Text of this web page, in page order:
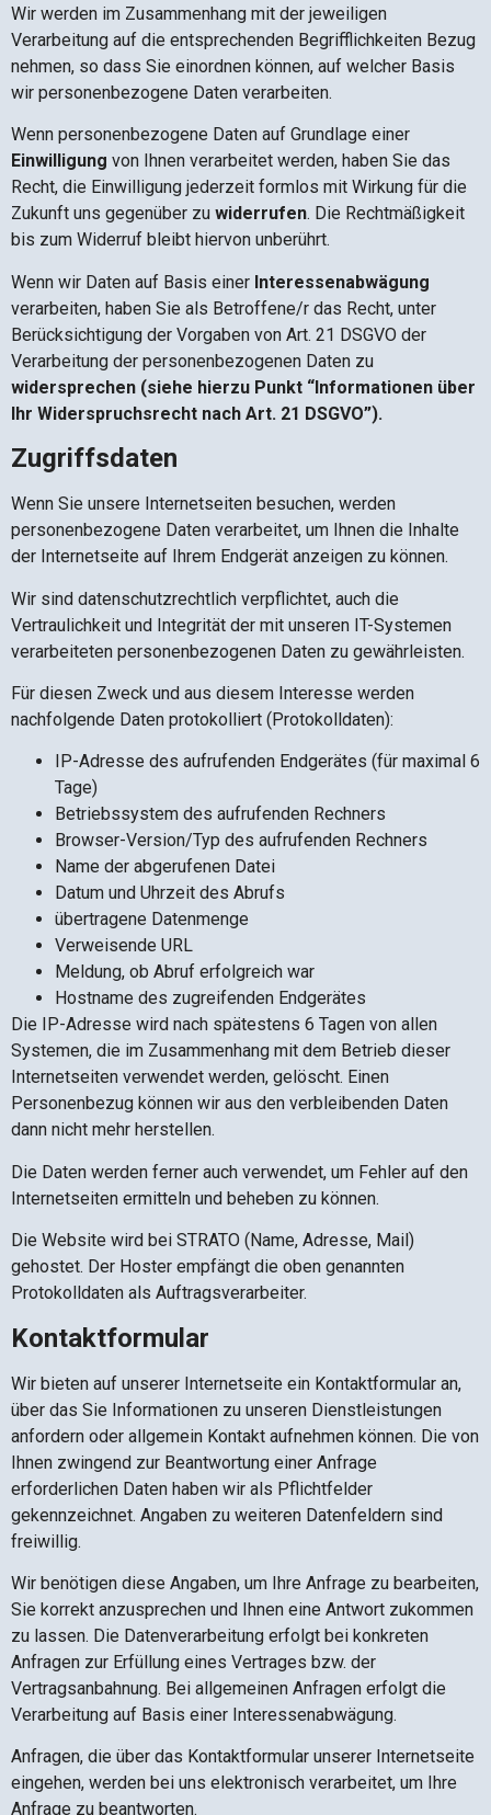
Wir werden im Zusammenhang mit der jeweiligen
Verarbeitung auf die entsprechenden Begrifflichkeiten Bezug
nehmen, so dass Sie einordnen können, auf welcher Basis
wir personenbezogene Daten verarbeiten.
Wenn personenbezogene Daten auf Grundlage einer
Einwilligung von Ihnen verarbeitet werden, haben Sie das
Recht, die Einwilligung jederzeit formlos mit Wirkung für die
Zukunft uns gegenüber zu widerrufen. Die Rechtmäßigkeit
bis zum Widerruf bleibt hiervon unberührt.
Wenn wir Daten auf Basis einer Interessenabwägung
verarbeiten, haben Sie als Betroffene/r das Recht, unter
Berücksichtigung der Vorgaben von Art. 21 DSGVO der
Verarbeitung der personenbezogenen Daten zu
widersprechen (siehe hierzu Punkt “Informationen über
Ihr Widerspruchsrecht nach Art. 21 DSGVO”).
Zugriffsdaten
Wenn Sie unsere Internetseiten besuchen, werden
personenbezogene Daten verarbeitet, um Ihnen die Inhalte
der Internetseite auf Ihrem Endgerät anzeigen zu können.
Wir sind datenschutzrechtlich verpflichtet, auch die
Vertraulichkeit und Integrität der mit unseren IT-Systemen
verarbeiteten personenbezogenen Daten zu gewährleisten.
Für diesen Zweck und aus diesem Interesse werden
nachfolgende Daten protokolliert (Protokolldaten):
IP-Adresse des aufrufenden Endgerätes (für maximal 6
Tage)
Betriebssystem des aufrufenden Rechners
Browser-Version/Typ des aufrufenden Rechners
Name der abgerufenen Datei
Datum und Uhrzeit des Abrufs
übertragene Datenmenge
Verweisende URL
Meldung, ob Abruf erfolgreich war
Hostname des zugreifenden Endgerätes
Die IP-Adresse wird nach spätestens 6 Tagen von allen
Systemen, die im Zusammenhang mit dem Betrieb dieser
Internetseiten verwendet werden, gelöscht. Einen
Personenbezug können wir aus den verbleibenden Daten
dann nicht mehr herstellen.
Die Daten werden ferner auch verwendet, um Fehler auf den
Internetseiten ermitteln und beheben zu können.
Die Website wird bei STRATO (Name, Adresse, Mail)
gehostet. Der Hoster empfängt die oben genannten
Protokolldaten als Auftragsverarbeiter.
Kontaktformular
Wir bieten auf unserer Internetseite ein Kontaktformular an,
über das Sie Informationen zu unseren Dienstleistungen
anfordern oder allgemein Kontakt aufnehmen können. Die von
Ihnen zwingend zur Beantwortung einer Anfrage
erforderlichen Daten haben wir als Pflichtfelder
gekennzeichnet. Angaben zu weiteren Datenfeldern sind
freiwillig.
Wir benötigen diese Angaben, um Ihre Anfrage zu bearbeiten,
Sie korrekt anzusprechen und Ihnen eine Antwort zukommen
zu lassen. Die Datenverarbeitung erfolgt bei konkreten
Anfragen zur Erfüllung eines Vertrages bzw. der
Vertragsanbahnung. Bei allgemeinen Anfragen erfolgt die
Verarbeitung auf Basis einer Interessenabwägung.
Anfragen, die über das Kontaktformular unserer Internetseite
eingehen, werden bei uns elektronisch verarbeitet, um Ihre
Anfrage zu beantworten.